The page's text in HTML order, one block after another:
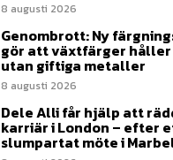
8 augusti 2026
Genombrott: Ny
gör att växtfärger
utan giftiga metaller
8 augusti 2026
Dele Alli får hjälp att
karriär i London – efter
slumpartat möte i